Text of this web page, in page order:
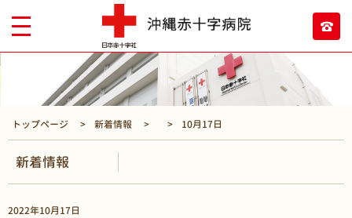
トップページ 新着情報 10月17日
新着情報
2022年10月17日